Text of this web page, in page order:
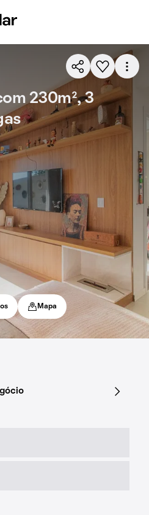
230m², 3
Mapa